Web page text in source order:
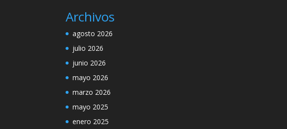
Archivos
agosto 2026
julio 2026
junio 2026
mayo 2026
marzo 2026
mayo 2025
enero 2025